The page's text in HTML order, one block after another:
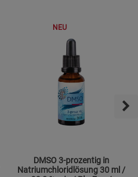
NEU
DMSO 3-prozentig in
Natriumchloridlösung 30 ml /